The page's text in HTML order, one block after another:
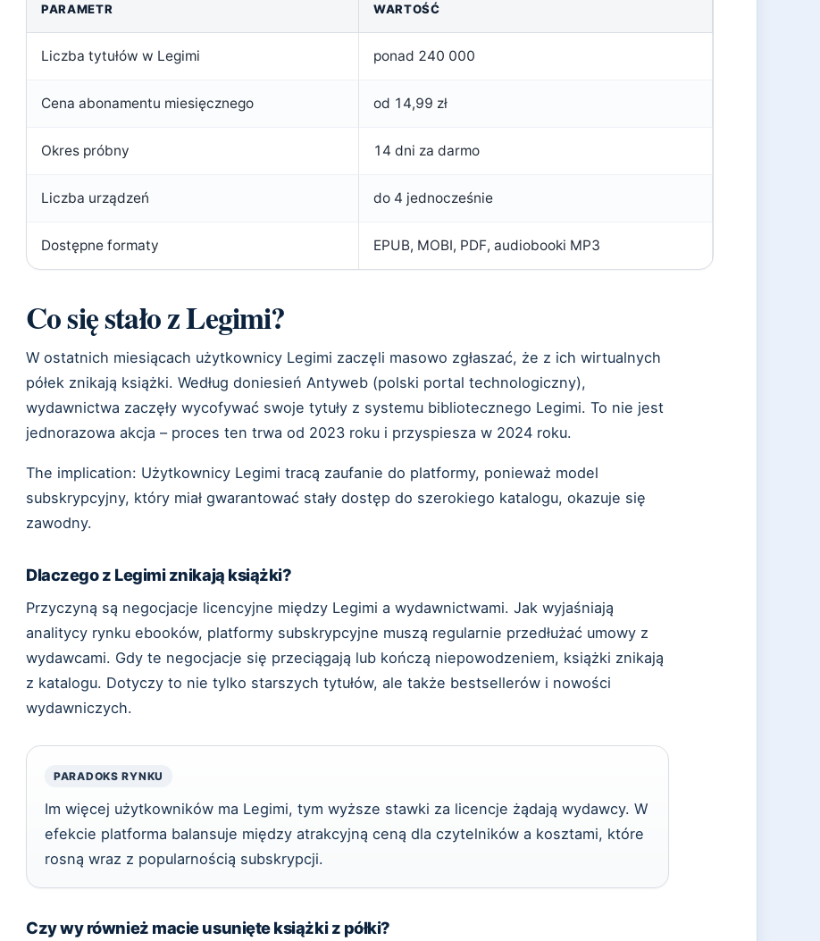
PARAMETR WARTOŚĆ
Liczba tytułów w Legimi ponad 240 000
Cena abonamentu miesięcznego od 14,99 zł
Okres próbny 14 dni za darmo
Liczba urządzeń do 4 jednocześnie
Dostępne formaty EPUB, MOBI, PDF, audiobooki MP3
Co się stało z Legimi?
W ostatnich miesiącach użytkownicy Legimi zaczęli masowo zgłaszać, że z ich wirtualnych
półek znikają książki. Według doniesień Antyweb (polski portal technologiczny),
wydawnictwa zaczęły wycofywać swoje tytuły z systemu bibliotecznego Legimi. To nie jest
jednorazowa akcja – proces ten trwa od 2023 roku i przyspiesza w 2024 roku.
The implication: Użytkownicy Legimi tracą zaufanie do platformy, ponieważ model
subskrypcyjny, który miał gwarantować stały dostęp do szerokiego katalogu, okazuje się
zawodny.
Dlaczego z Legimi znikają książki?
Przyczyną są negocjacje licencyjne między Legimi a wydawnictwami. Jak wyjaśniają
analitycy rynku ebooków, platformy subskrypcyjne muszą regularnie przedłużać umowy z
wydawcami. Gdy te negocjacje się przeciągają lub kończą niepowodzeniem, książki znikają
z katalogu. Dotyczy to nie tylko starszych tytułów, ale także bestsellerów i nowości
wydawniczych.
PARADOKS RYNKU
Im więcej użytkowników ma Legimi, tym wyższe stawki za licencje żądają wydawcy. W
efekcie platforma balansuje między atrakcyjną ceną dla czytelników a kosztami, które
rosną wraz z popularnością subskrypcji.
Czy wy również macie usunięte książki z półki?